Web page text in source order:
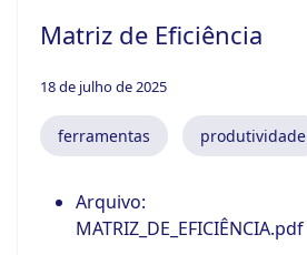
Matriz de Eficiência
18 de julho de 2025
ferramentas produtividade
Arquivo:
MATRIZ_DE_EFICIÊNCIA.pdf